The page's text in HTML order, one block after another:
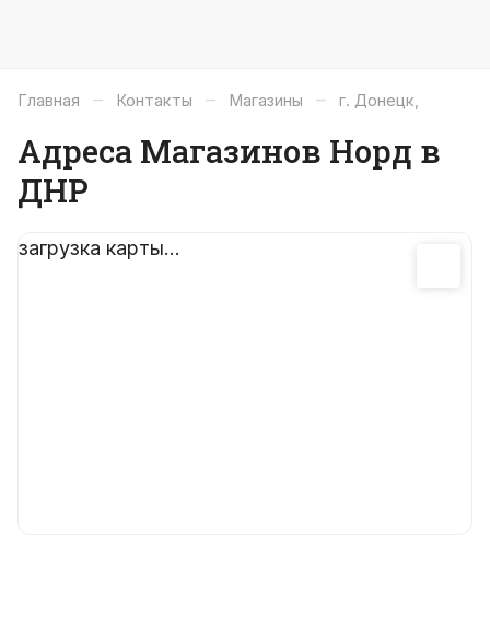
Главная – Контакты – Магазины – г. Донецк,
Адреса Магазинов Норд в
ДНР
загрузка карты...